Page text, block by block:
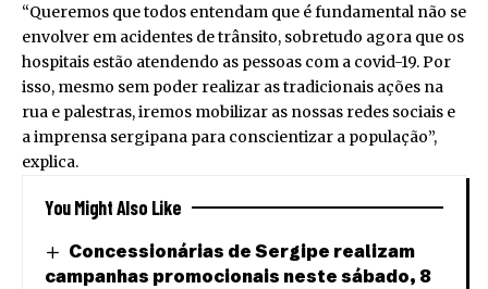
“Queremos que todos entendam que é fundamental não se
envolver em acidentes de trânsito, sobretudo agora que os
hospitais estão atendendo as pessoas com a covid-19. Por
isso, mesmo sem poder realizar as tradicionais ações na
rua e palestras, iremos mobilizar as nossas redes sociais e
a imprensa sergipana para conscientizar a população”,
explica.
You Might Also Like
Concessionárias de Sergipe realizam
campanhas promocionais neste sábado, 8